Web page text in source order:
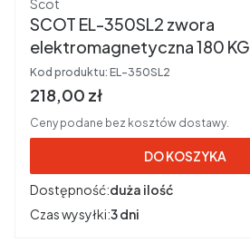
Scot
SCOT EL-350SL2 zwora
elektromagnetyczna 180 KG
Kod produktu: EL-350SL2
Cena brutto
218,00 zł
Ceny podane bez kosztów dostawy.
DO KOSZYKA
Dostępność:duża ilość
Czas wysyłki:3 dni